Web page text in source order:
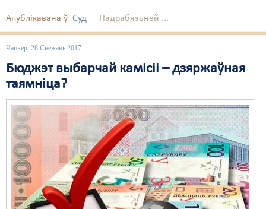
Апублікавана ў Суд Падрабязьней ...
Чацвер, 28 Снежань 2017
Бюджэт выбарчай камісіі – дзяржаўная
таямніца?
Рознае
Свабода слова
Свабода сумленьня
Суд
Сьмяротнае пакараньне
Экалёгія
Правы працоўных